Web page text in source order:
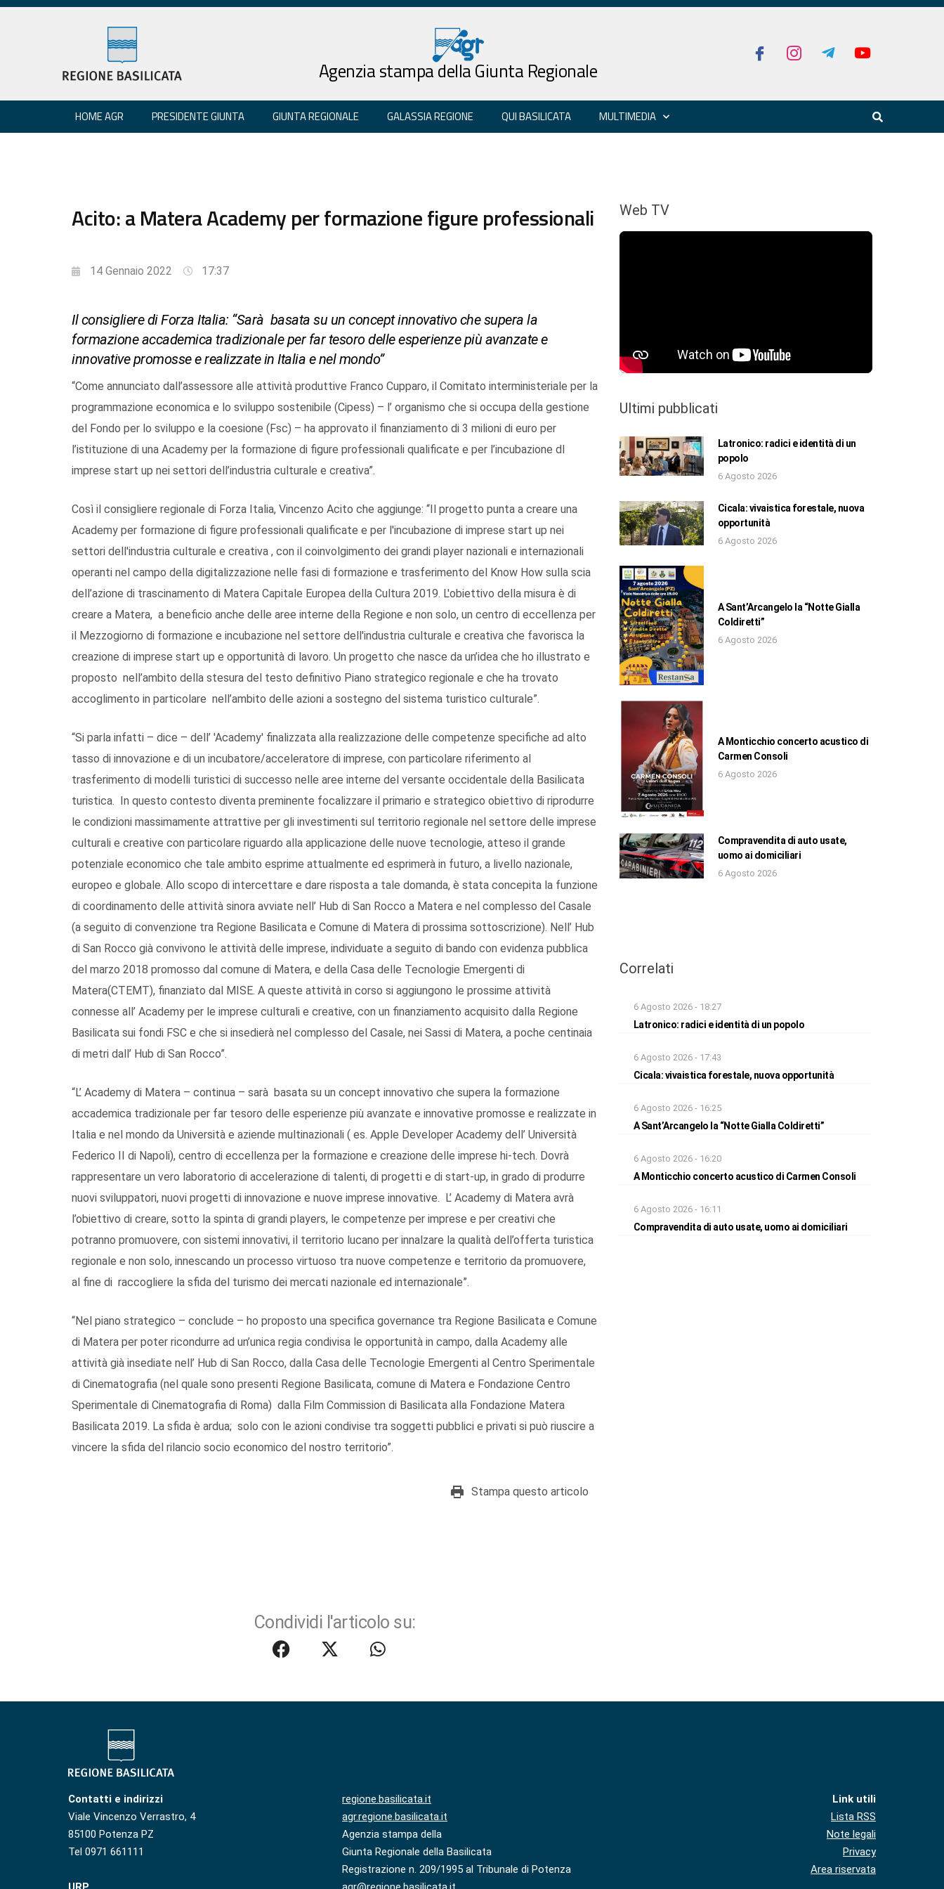
Agenzia stampa della Giunta Regionale
HOME AGR PRESIDENTE GIUNTA GIUNTA REGIONALE GALASSIA REGIONE QUI BASILICATA MULTIMEDIA
Acito: a Matera Academy per formazione figure professionali
14 Gennaio 2022 17:37
Il consigliere di Forza Italia: “Sarà basata su un concept innovativo che supera la
formazione accademica tradizionale per far tesoro delle esperienze più avanzate e
innovative promosse e realizzate in Italia e nel mondo”
“Come annunciato dall’assessore alle attività produttive Franco Cupparo, il Comitato interministeriale per la
programmazione economica e lo sviluppo sostenibile (Cipess) – l’ organismo che si occupa della gestione
del Fondo per lo sviluppo e la coesione (Fsc) – ha approvato il finanziamento di 3 milioni di euro per
l’istituzione di una Academy per la formazione di figure professionali qualificate e per l’incubazione dI
imprese start up nei settori dell’industria culturale e creativa”.
Così il consigliere regionale di Forza Italia, Vincenzo Acito che aggiunge: “Il progetto punta a creare una
Academy per formazione di figure professionali qualificate e per l'incubazione di imprese start up nei
settori dell'industria culturale e creativa , con il coinvolgimento dei grandi player nazionali e internazionali
operanti nel campo della digitalizzazione nelle fasi di formazione e trasferimento del Know How sulla scia
dell’azione di trascinamento di Matera Capitale Europea della Cultura 2019. L'obiettivo della misura è di
creare a Matera, a beneficio anche delle aree interne della Regione e non solo, un centro di eccellenza per
il Mezzogiorno di formazione e incubazione nel settore dell'industria culturale e creativa che favorisca la
creazione di imprese start up e opportunità di lavoro. Un progetto che nasce da un’idea che ho illustrato e
proposto nell’ambito della stesura del testo definitivo Piano strategico regionale e che ha trovato
accoglimento in particolare nell’ambito delle azioni a sostegno del sistema turistico culturale”.
“Si parla infatti – dice – dell’ 'Academy' finalizzata alla realizzazione delle competenze specifiche ad alto
tasso di innovazione e di un incubatore/acceleratore di imprese, con particolare riferimento al
trasferimento di modelli turistici di successo nelle aree interne del versante occidentale della Basilicata
turistica. In questo contesto diventa preminente focalizzare il primario e strategico obiettivo di riprodurre
le condizioni massimamente attrattive per gli investimenti sul territorio regionale nel settore delle imprese
culturali e creative con particolare riguardo alla applicazione delle nuove tecnologie, atteso il grande
potenziale economico che tale ambito esprime attualmente ed esprimerà in futuro, a livello nazionale,
europeo e globale. Allo scopo di intercettare e dare risposta a tale domanda, è stata concepita la funzione
di coordinamento delle attività sinora avviate nell’ Hub di San Rocco a Matera e nel complesso del Casale
(a seguito di convenzione tra Regione Basilicata e Comune di Matera di prossima sottoscrizione). Nell’ Hub
di San Rocco già convivono le attività delle imprese, individuate a seguito di bando con evidenza pubblica
del marzo 2018 promosso dal comune di Matera, e della Casa delle Tecnologie Emergenti di
Matera(CTEMT), finanziato dal MISE. A queste attività in corso si aggiungono le prossime attività
connesse all’ Academy per le imprese culturali e creative, con un finanziamento acquisito dalla Regione
Basilicata sui fondi FSC e che si insedierà nel complesso del Casale, nei Sassi di Matera, a poche centinaia
di metri dall’ Hub di San Rocco”.
“L’ Academy di Matera – continua – sarà basata su un concept innovativo che supera la formazione
accademica tradizionale per far tesoro delle esperienze più avanzate e innovative promosse e realizzate in
Italia e nel mondo da Università e aziende multinazionali ( es. Apple Developer Academy dell’ Università
Federico II di Napoli), centro di eccellenza per la formazione e creazione delle imprese hi-tech. Dovrà
rappresentare un vero laboratorio di accelerazione di talenti, di progetti e di start-up, in grado di produrre
nuovi sviluppatori, nuovi progetti di innovazione e nuove imprese innovative. L’ Academy di Matera avrà
l’obiettivo di creare, sotto la spinta di grandi players, le competenze per imprese e per creativi che
potranno promuovere, con sistemi innovativi, il territorio lucano per innalzare la qualità dell’offerta turistica
regionale e non solo, innescando un processo virtuoso tra nuove competenze e territorio da promuovere,
al fine di raccogliere la sfida del turismo dei mercati nazionale ed internazionale”.
“Nel piano strategico – conclude – ho proposto una specifica governance tra Regione Basilicata e Comune
di Matera per poter ricondurre ad un’unica regia condivisa le opportunità in campo, dalla Academy alle
attività già insediate nell’ Hub di San Rocco, dalla Casa delle Tecnologie Emergenti al Centro Sperimentale
di Cinematografia (nel quale sono presenti Regione Basilicata, comune di Matera e Fondazione Centro
Sperimentale di Cinematografia di Roma) dalla Film Commission di Basilicata alla Fondazione Matera
Basilicata 2019. La sfida è ardua; solo con le azioni condivise tra soggetti pubblici e privati si può riuscire a
vincere la sfida del rilancio socio economico del nostro territorio”.
Stampa questo articolo
Condividi l'articolo su:
Web TV
Ultimi pubblicati
Latronico: radici e identità di un
popolo
6 Agosto 2026
Cicala: vivaistica forestale, nuova
opportunità
6 Agosto 2026
A Sant’Arcangelo la “Notte Gialla
Coldiretti”
6 Agosto 2026
A Monticchio concerto acustico di
Carmen Consoli
6 Agosto 2026
Compravendita di auto usate,
uomo ai domiciliari
6 Agosto 2026
Correlati
6 Agosto 2026 - 18:27
Latronico: radici e identità di un popolo
6 Agosto 2026 - 17:43
Cicala: vivaistica forestale, nuova opportunità
6 Agosto 2026 - 16:25
A Sant’Arcangelo la “Notte Gialla Coldiretti”
6 Agosto 2026 - 16:20
A Monticchio concerto acustico di Carmen Consoli
6 Agosto 2026 - 16:11
Compravendita di auto usate, uomo ai domiciliari
Contatti e indirizzi
Viale Vincenzo Verrastro, 4
85100 Potenza PZ
Tel 0971 661111
regione.basilicata.it
agr.regione.basilicata.it
Agenzia stampa della
Giunta Regionale della Basilicata
Registrazione n. 209/1995 al Tribunale di Potenza
Link utili
Lista RSS
Note legali
Privacy
Area riservata